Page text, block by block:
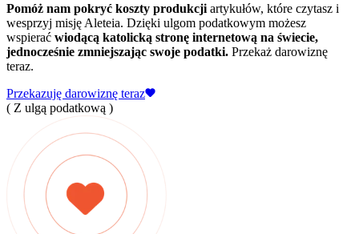
Pomóż nam pokryć koszty produkcji artykułów, które czytasz i
wesprzyj misję Aleteia. Dzięki ulgom podatkowym możesz
wspierać wiodącą katolicką stronę internetową na świecie,
jednocześnie zmniejszając swoje podatki. Przekaż darowiznę
teraz.
Przekazuję darowiznę teraz
( Z ulgą podatkową )